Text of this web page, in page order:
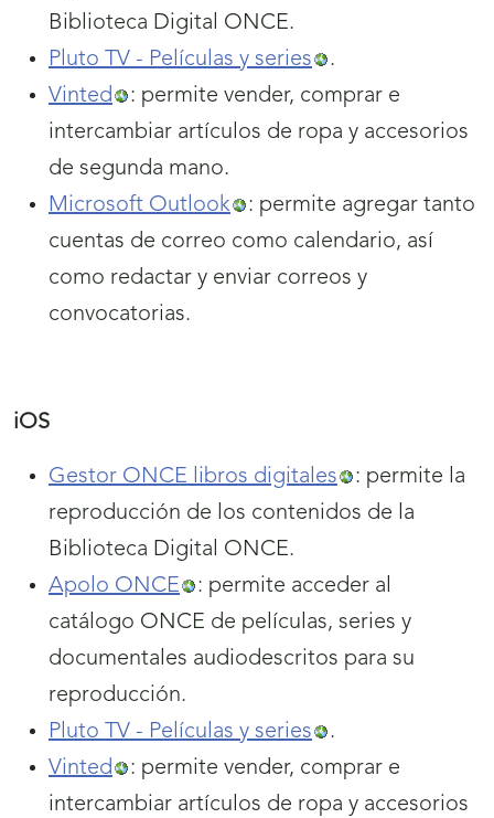
Biblioteca Digital ONCE.
Pluto TV - Películas y series
.
Vinted
: permite vender, comprar e
intercambiar artículos de ropa y accesorios
de segunda mano.
Microsoft Outlook
: permite agregar tanto
cuentas de correo como calendario, así
como redactar y enviar correos y
convocatorias.
iOS
Gestor ONCE libros digitales
: permite la
reproducción de los contenidos de la
Biblioteca Digital ONCE.
Apolo ONCE
: permite acceder al
catálogo ONCE de películas, series y
documentales audiodescritos para su
reproducción.
Pluto TV - Películas y series
.
Vinted
: permite vender, comprar e
intercambiar artículos de ropa y accesorios